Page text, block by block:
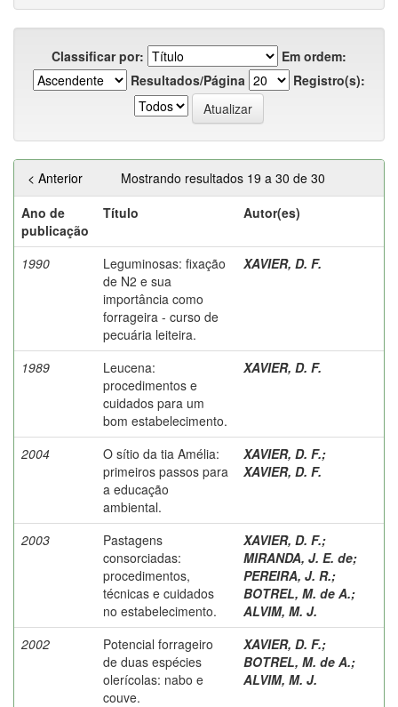
Classificar por:
Em ordem:
Resultados/Página
Registro(s):
Mostrando resultados 19 a 30 de 30
< Anterior
Ano de
publicação
Título Autor(es)
1990
Leguminosas: fixação
de N2 e sua
importância como
forrageira - curso de
pecuária leiteira.
XAVIER, D. F.
1989
Leucena:
procedimentos e
cuidados para um
bom estabelecimento.
XAVIER, D. F.
2004
O sítio da tia Amélia:
primeiros passos para
a educação
ambiental.
XAVIER, D. F.;
XAVIER, D. F.
2003
Pastagens
consorciadas:
procedimentos,
técnicas e cuidados
no estabelecimento.
XAVIER, D. F.;
MIRANDA, J. E. de;
PEREIRA, J. R.;
BOTREL, M. de A.;
ALVIM, M. J.
2002
Potencial forrageiro
de duas espécies
olerícolas: nabo e
couve.
XAVIER, D. F.;
BOTREL, M. de A.;
ALVIM, M. J.